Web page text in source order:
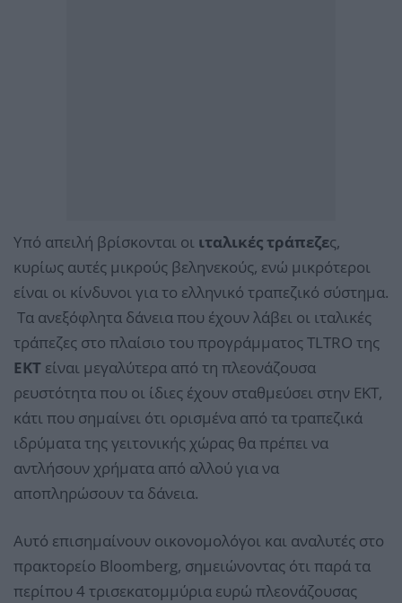
Υπό απειλή βρίσκονται οι ιταλικές τράπεζες,
κυρίως αυτές μικρούς βεληνεκούς, ενώ μικρότεροι
είναι οι κίνδυνοι για το ελληνικό τραπεζικό σύστημα.
Τα ανεξόφλητα δάνεια που έχουν λάβει οι ιταλικές
τράπεζες στο πλαίσιο του προγράμματος TLTRO της
ΕΚΤ είναι μεγαλύτερα από τη πλεονάζουσα
ρευστότητα που οι ίδιες έχουν σταθμεύσει στην ΕΚΤ,
κάτι που σημαίνει ότι ορισμένα από τα τραπεζικά
ιδρύματα της γειτονικής χώρας θα πρέπει να
αντλήσουν χρήματα από αλλού για να
αποπληρώσουν τα δάνεια.
Αυτό επισημαίνουν οικονομολόγοι και αναλυτές στο
πρακτορείο Bloomberg, σημειώνοντας ότι παρά τα
περίπου 4 τρισεκατομμύρια ευρώ πλεονάζουσας